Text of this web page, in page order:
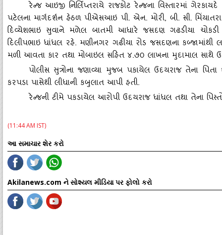
રેન્‍જ આઇજી નિર્લિપ્તરાયે રાજકોટ રેન્‍જના વિસ્‍તારમાં
પટેલના માર્ગદર્શન હેઠળ પીએસઆઇ પી. એન. મોરી, બી. સી.
દિવ્‍યેશભાઇ સુવાને મળેલ બાતમી આધારે જસદણ ગઢડીયા ચોકડી
દિલીપભાઇ ધાંધલ રહે. મણીનગર ગઢીયા રોડ જસદણના
મળી આવતા કાર તથા મોબાઇલ સહિત ૪.૭૦ લાખના મુદામાલ સાથે
પોલીસ સુત્રોના જણાવ્‍યા મુજબ પકાયેલ ઉદયરાજ તેના
કરપડા પાસેથી લીધાની કબુલાત આપી હતી.
રેન્‍જની ટીમે પકડાયેલ આરોપી ઉદયરાજ ધાંધલ તથા તેના
(11:44 AM IST)
આ સમાચાર શેર કરો
Akilanews.com ને સોશ્યલ મીડિયા પર ફોલો કરો